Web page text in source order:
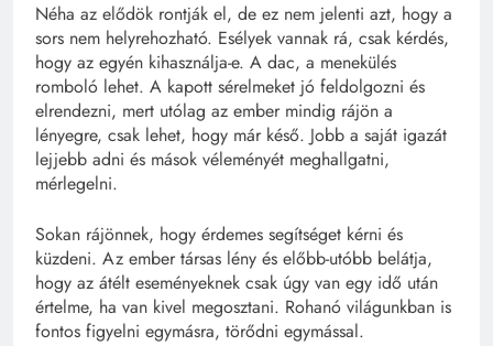
Néha az elődök rontják el, de ez nem jelenti azt, hogy a
sors nem helyrehozható. Esélyek vannak rá, csak kérdés,
hogy az egyén kihasználja-e. A dac, a menekülés
romboló lehet. A kapott sérelmeket jó feldolgozni és
elrendezni, mert utólag az ember mindig rájön a
lényegre, csak lehet, hogy már késő. Jobb a saját igazát
lejjebb adni és mások véleményét meghallgatni,
mérlegelni.
Sokan rájönnek, hogy érdemes segítséget kérni és
küzdeni. Az ember társas lény és előbb-utóbb belátja,
hogy az átélt eseményeknek csak úgy van egy idő után
értelme, ha van kivel megosztani. Rohanó világunkban is
fontos figyelni egymásra, törődni egymással.